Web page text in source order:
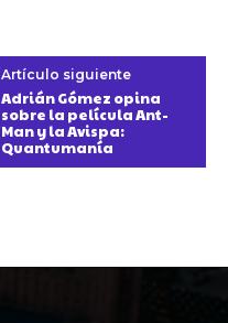
Artículo siguiente
Adrián Gómez opina
sobre la película Ant-
Man y la Avispa:
Quantumanía